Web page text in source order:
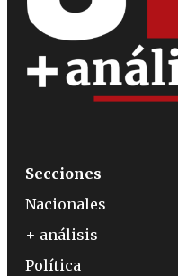
Secciones
Nacionales
+ análisis
Política